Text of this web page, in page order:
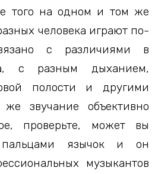
того на одном и том же
человека играют по-
с различиями в
с разным дыханием,
полости и другими
звучание объективно
проверьте, может вы
язычок и он
музыкантов